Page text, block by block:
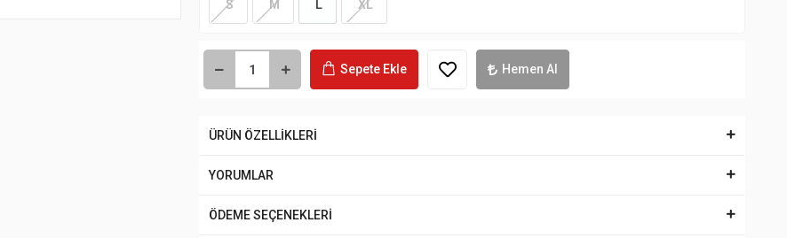
S M L XL
Sepete Ekle Hemen Al
ÜRÜN ÖZELLİKLERİ
YORUMLAR
ÖDEME SEÇENEKLERİ